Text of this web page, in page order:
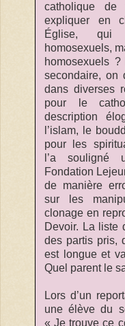
catholique de
expliquer en
Église, qui
homosexuels,
homosexuels
secondaire, on
dans diverses
pour le
description
l’islam, le
pour les
l’a souligné
Fondation
de manière
sur les
clonage en
Devoir. La liste
des partis pris,
est longue et
Quel parent le
Lors d’un
une élève du
« Je trouve ce